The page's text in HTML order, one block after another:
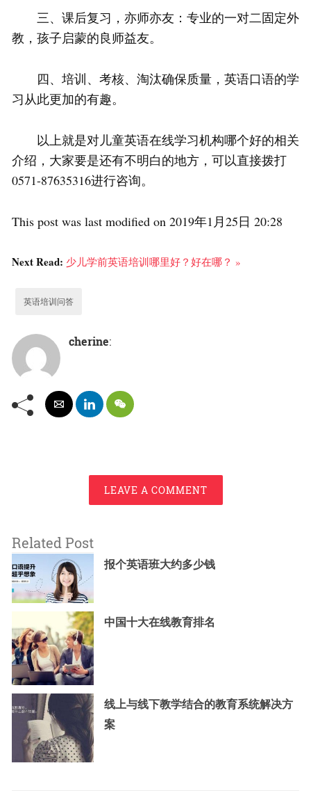
三、课后复习，亦师亦友：专业的一对二固定外
教，孩子启蒙的良师益友。
四、培训、考核、淘汰确保质量，英语口语的学
习从此更加的有趣。
以上就是对儿童英语在线学习机构哪个好的相关
介绍，大家要是还有不明白的地方，可以直接拨打
0571-87635316进行咨询。
This post was last modified on 2019年1月25日 20:28
Next Read: 少儿学前英语培训哪里好？好在哪？ »
英语培训问答
cherine:
LEAVE A COMMENT
Related Post
报个英语班大约多少钱
中国十大在线教育排名
线上与线下教学结合的教育系统解决方
案